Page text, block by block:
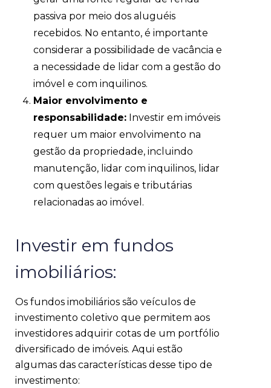
passiva por meio dos aluguéis
recebidos. No entanto, é importante
considerar a possibilidade de vacância e
a necessidade de lidar com a gestão do
imóvel e com inquilinos.
Maior envolvimento e
responsabilidade: Investir em imóveis
requer um maior envolvimento na
gestão da propriedade, incluindo
manutenção, lidar com inquilinos, lidar
com questões legais e tributárias
relacionadas ao imóvel.
Investir em fundos
imobiliários:
Os fundos imobiliários são veículos de
investimento coletivo que permitem aos
investidores adquirir cotas de um portfólio
diversificado de imóveis. Aqui estão
algumas das características desse tipo de
investimento: